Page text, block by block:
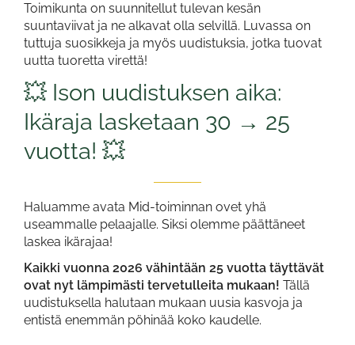
Toimikunta on suunnitellut tulevan kesän
suuntaviivat ja ne alkavat olla selvillä. Luvassa on
tuttuja suosikkeja ja myös uudistuksia, jotka tuovat
uutta tuoretta virettä!
💥 Ison uudistuksen aika:
Ikäraja lasketaan 30 → 25
vuotta! 💥
Haluamme avata Mid-toiminnan ovet yhä
useammalle pelaajalle. Siksi olemme päättäneet
laskea ikärajaa!
Kaikki vuonna 2026 vähintään 25 vuotta täyttävät
ovat nyt lämpimästi tervetulleita mukaan! Tällä
uudistuksella halutaan mukaan uusia kasvoja ja
entistä enemmän pöhinää koko kaudelle.